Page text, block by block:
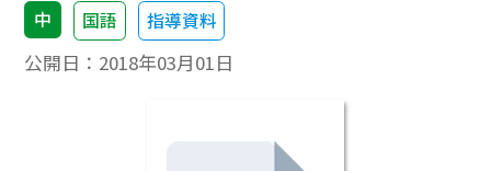
中 国語 指導資料
公開日： 2018年03月01日